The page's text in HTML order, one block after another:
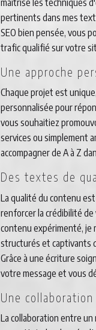
pertinents dans mes
SEO bien pensée, vous
trafic qualifié sur votre
Une approche
Chaque projet est
personnalisée pour
vous souhaitiez
services ou simplement
accompagner de A à Z
Des textes de
La qualité du contenu
renforcer la crédibilité
contenu expérimenté, je
structurés et captivants
Grâce à une écriture
votre message et vous
Une
La collaboration entre